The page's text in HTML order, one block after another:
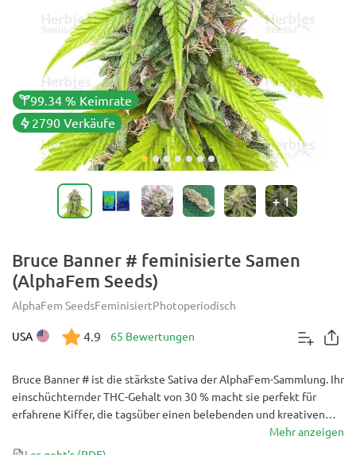
99.34 % Keimrate
2790 Verkäufe
+1
Bruce Banner # feminisierte Samen
(AlphaFem Seeds)
AlphaFem SeedsFeminisiertPhotoperiodisch
USA 4.9 65 Bewertungen
Bruce Banner # ist die stärkste Sativa der AlphaFem-Sammlung. Ihr
einschüchternder THC-Gehalt von 30 % macht sie perfekt für
erfahrene Kiffer, die tagsüber einen belebenden und kreativen
Rauchgenuss suchen und genug Toleranz haben, um mit dieser
Potenz umzugehen. Einsteiger werden von dieser starken Sorte
Mehr anzeigen